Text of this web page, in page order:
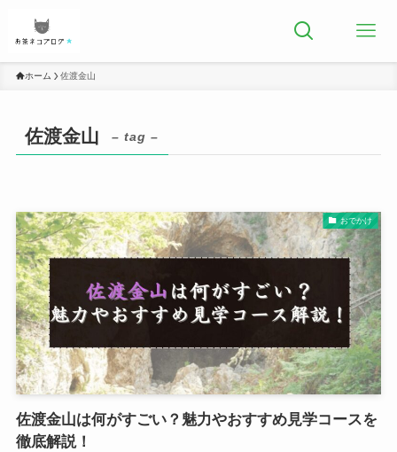
ホーム 佐渡金山
佐渡金山 – tag –
おでかけ
佐渡金山は何がすごい？魅力やおすすめ見学コースを
徹底解説！